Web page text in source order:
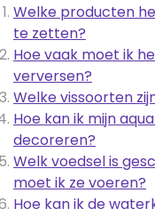
Welke producten
te zetten?
Hoe vaak moet ik
verversen?
Welke vissoorten
Hoe kan ik mijn
decoreren?
Welk voedsel is
moet ik ze voeren?
Hoe kan ik de